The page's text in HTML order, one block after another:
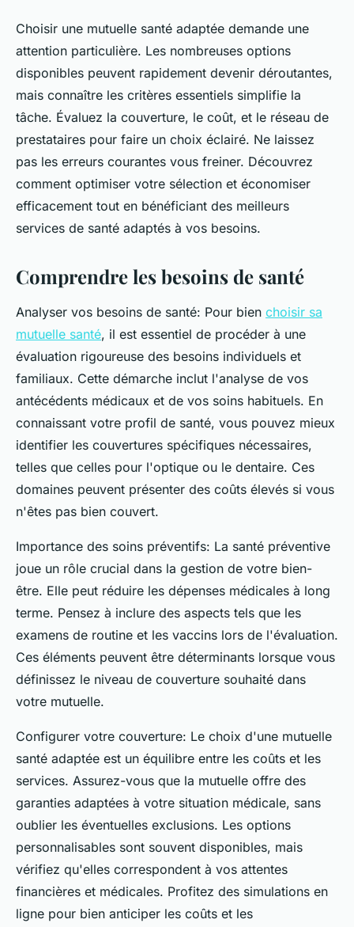
Bien choisir sa mutuelle santé
: les clés de la réussite
Victor •12 janvier 2025•8 min de lecture
Choisir une mutuelle santé adaptée demande une
attention particulière. Les nombreuses options
disponibles peuvent rapidement devenir déroutantes,
mais connaître les critères essentiels simplifie la
tâche. Évaluez la couverture, le coût, et le réseau de
prestataires pour faire un choix éclairé. Ne laissez
pas les erreurs courantes vous freiner. Découvrez
comment optimiser votre sélection et économiser
efficacement tout en bénéficiant des meilleurs
services de santé adaptés à vos besoins.
Comprendre les besoins de santé
Analyser vos besoins de santé: Pour bien choisir sa
mutuelle santé, il est essentiel de procéder à une
évaluation rigoureuse des besoins individuels et
familiaux. Cette démarche inclut l'analyse de vos
antécédents médicaux et de vos soins habituels. En
connaissant votre profil de santé, vous pouvez mieux
identifier les couvertures spécifiques nécessaires,
telles que celles pour l'optique ou le dentaire. Ces
domaines peuvent présenter des coûts élevés si vous
n'êtes pas bien couvert.
Importance des soins préventifs: La santé préventive
joue un rôle crucial dans la gestion de votre bien-
être. Elle peut réduire les dépenses médicales à long
terme. Pensez à inclure des aspects tels que les
examens de routine et les vaccins lors de l'évaluation.
Ces éléments peuvent être déterminants lorsque vous
définissez le niveau de couverture souhaité dans
votre mutuelle.
Configurer votre couverture: Le choix d'une mutuelle
santé adaptée est un équilibre entre les coûts et les
services. Assurez-vous que la mutuelle offre des
garanties adaptées à votre situation médicale, sans
oublier les éventuelles exclusions. Les options
personnalisables sont souvent disponibles, mais
vérifiez qu'elles correspondent à vos attentes
financières et médicales. Profitez des simulations en
ligne pour bien anticiper les coûts et les